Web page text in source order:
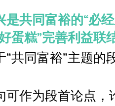
是共同富裕的“必
蛋糕”完善利益联
“共同富裕”主题的
可作为段首论点